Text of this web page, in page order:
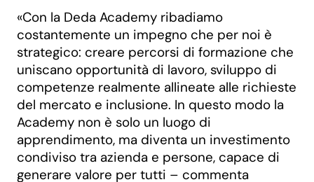
«Con la Deda Academy ribadiamo
costantemente un impegno che per noi è
strategico: creare percorsi di formazione che
uniscano opportunità di lavoro, sviluppo di
competenze realmente allineate alle richieste
del mercato e inclusione. In questo modo la
Academy non è solo un luogo di
apprendimento, ma diventa un investimento
condiviso tra azienda e persone, capace di
generare valore per tutti – commenta